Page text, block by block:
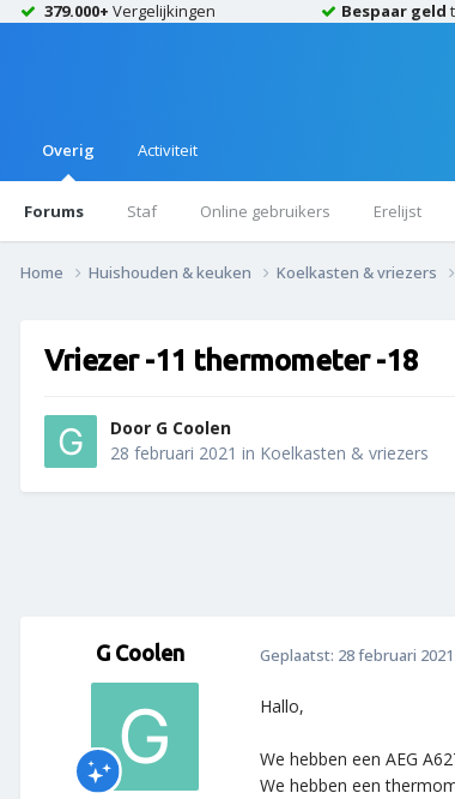
379.000+ Vergelijkingen Bespaar geld
Overig
Forums Staf Online gebruikers Erelijst
Activiteit
Home Huishouden & keuken Koelkasten & vriezers
Vriezer -11 thermometer -18
Door G Coolen
28 februari 2021 in Koelkasten & vriezers
G Coolen Geplaatst: 28 februari 2021
Hallo,
We hebben een AEG
We hebben een